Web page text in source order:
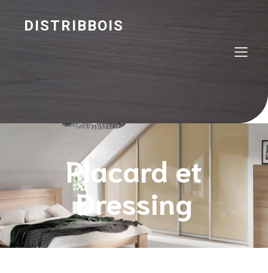
DISTRIBBOIS
Placard et
Dressing